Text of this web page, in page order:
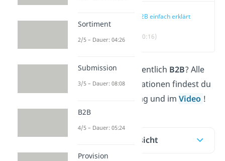
B2B einfach erklärt
(00:16)
Was bedeutet eigentlich B2B? Alle
wichtigen Informationen findest du
in unserem Beitrag und im Video !
Inhaltsübersicht
Sortiment
2/5 – Dauer: 04:26
Submission
3/5 – Dauer: 08:08
B2B
4/5 – Dauer: 05:24
Provision